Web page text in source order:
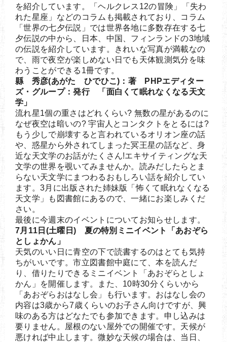
を紹介しています。「ヘルクレス12の冒険」「失わ
れた星座」などのコラムも掲載されており、コラム
「世界の七夕伝説」では世界各地に多数存在する七
夕伝説の中から、日本、中国、フィンランドの3地域
の伝説を紹介しています。きれいな写真が満載なの
で、雨で夜空が楽しめない日でも天体観測気分を味
わうことができる1冊です。
縣 秀彦(あがた ひでひこ)：著 PHPエディター
ズ・グループ：発行 「面白くて眠れなくなる天文
学」
流れ星1個の重さはどれくらい? 無数の星があるのに
なぜ夜空は暗いの? 宇宙人とコンタクトをとるには?
もう少しで崩壊すると言われているオリオン座の話
や、惑星から外されてしまった冥王星の話など、身
近な天文学のお話がたくさん!エキサイティングな天
文学の世界を覗いてみませんか。読みだしたらとま
らない天文学にまつわるおもしろい話を紹介してい
ます。3月に出版された姉妹版「怖くて眠れなくなる
天文学」も図書館にあるので、一緒にお楽しみくだ
さい。
最後に今週末のイベントについてお知らせします。
7月11日(土曜日) 夏の特別ミニイベント「あおぞら
としょかん」
天気のいい日に青空の下で読書するのはとても気持
ちがいいです。市立図書館中庭にて、本を読んだ
り、借りたりできるミニイベント「あおぞらとしょ
かん」を開催します。また、10時30分くらいから
「あおぞらおはなし会」も行います。おはなし会の
内容は3歳から7歳くらいのお子さん向けですが、興
味のある方はどなたでも参加できます。申し込みは
要りません。屋根のない屋外での開催です。天候が
悪ければ中止します。微妙な天候の場合は、当日、